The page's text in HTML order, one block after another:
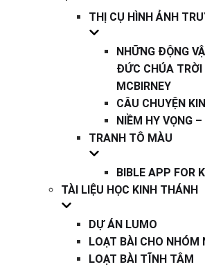
THỊ CỤ HÌNH ẢNH
NHỮNG ĐỘNG
ĐỨC CHÚA TRỜI
MCBIRNEY
CÂU CHUYỆN
NIỀM HY VỌNG
TRANH TÔ MÀU
BIBLE APP FOR
TÀI LIỆU HỌC KINH THÁNH
DỰ ÁN LUMO
LOẠT BÀI CHO NHÓM
LOẠT BÀI TĨNH TÂM